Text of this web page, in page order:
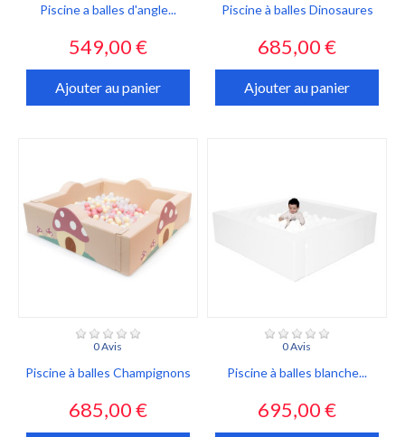
Piscine a balles d'angle...
Prix
549,00 €
Ajouter au panier
Piscine à balles Dinosaures
Prix
685,00 €
Ajouter au panier
0 Avis
Piscine à balles Champignons
Prix
685,00 €
0 Avis
Piscine à balles blanche...
Prix
695,00 €